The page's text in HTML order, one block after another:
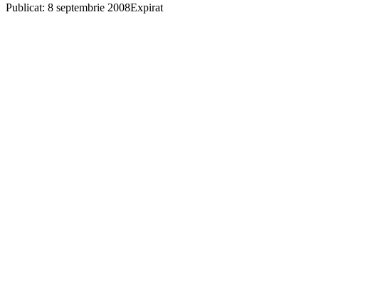
Publicat: 8 septembrie 2008Expirat